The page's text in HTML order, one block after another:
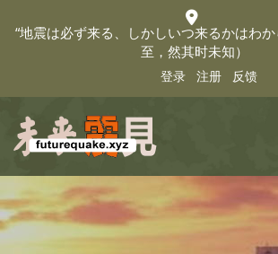
“地震は必ず来る、しかしいつ来るかはわ
至，然其时未知）
登录 注册 反馈